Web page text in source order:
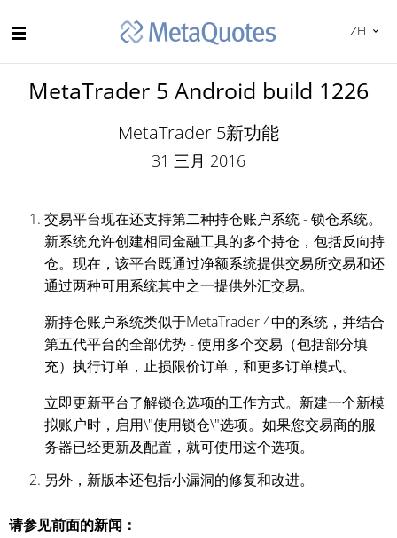
ZH
MetaTrader 5 Android build 1226
MetaTrader 5新功能
31 三月 2016
交易平台现在还支持第二种持仓账户系统 - 锁仓系统。
新系统允许创建相同金融工具的多个持仓，包括反向持
仓。现在，该平台既通过净额系统提供交易所交易和还
通过两种可用系统其中之一提供外汇交易。
新持仓账户系统类似于MetaTrader 4中的系统，并结合
第五代平台的全部优势 - 使用多个交易（包括部分填
充）执行订单，止损限价订单，和更多订单模式。
立即更新平台了解锁仓选项的工作方式。新建一个新模
拟账户时，启用\"使用锁仓\"选项。如果您交易商的服
务器已经更新及配置，就可使用这个选项。
另外，新版本还包括小漏洞的修复和改进。
请参见前面的新闻：